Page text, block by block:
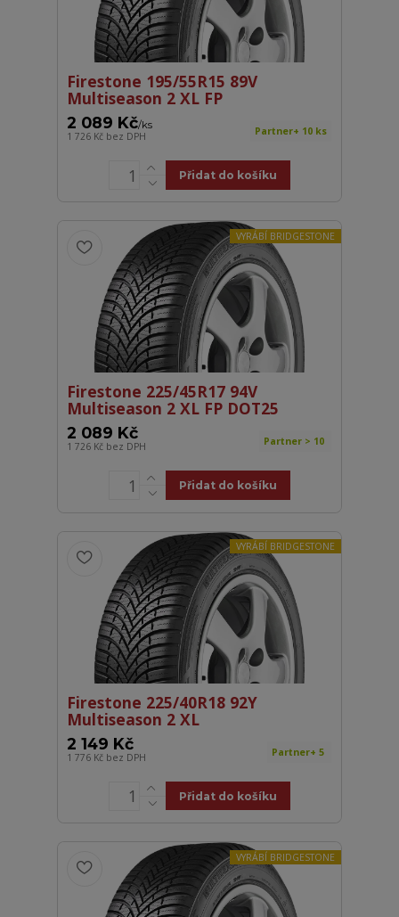
Firestone 195/55R15 89V
Multiseason 2 XL FP
2 089 Kč/ks
1 726 Kč bez DPH Partner+ 10 ks
Přidat do košíku
VYRÁBÍ BRIDGESTONE
Firestone 225/45R17 94V
Multiseason 2 XL FP DOT25
2 089 Kč
1 726 Kč bez DPH Partner > 10
Přidat do košíku
VYRÁBÍ BRIDGESTONE
Firestone 225/40R18 92Y
Multiseason 2 XL
2 149 Kč
1 776 Kč bez DPH Partner+ 5
Přidat do košíku
VYRÁBÍ BRIDGESTONE